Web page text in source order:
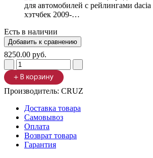
Есть в наличии
8250.00 руб.
Производитель: CRUZ
Доставка товара
Самовывоз
Оплата
Возврат товара
Гарантия